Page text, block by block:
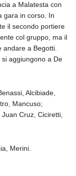
a Malatesta con
gara in corso. In
il secondo portiere
col gruppo, ma il
andare a Begotti.
aggiungono a De
Alcibiade,
Mancuso;
Cruz, Ciciretti,
Merini.